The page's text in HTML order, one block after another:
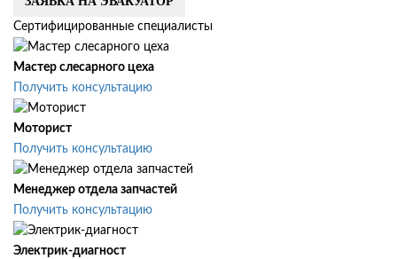
Сертифицированные специалисты
Мастер слесарного цеха
Получить консультацию
Моторист
Получить консультацию
Менеджер отдела запчастей
Получить консультацию
Электрик-диагност